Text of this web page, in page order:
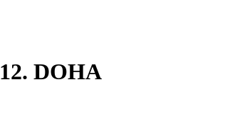
12. DOHA